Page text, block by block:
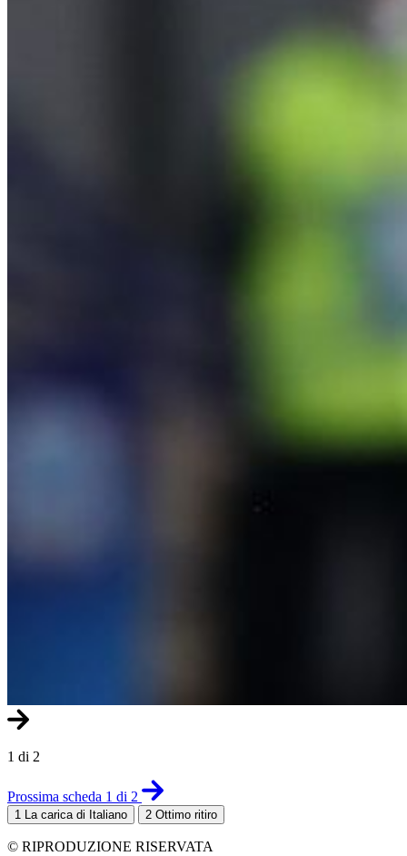
1 di 2
Prossima scheda 1 di 2
1 La carica di Italiano 2 Ottimo ritiro
© RIPRODUZIONE RISERVATA